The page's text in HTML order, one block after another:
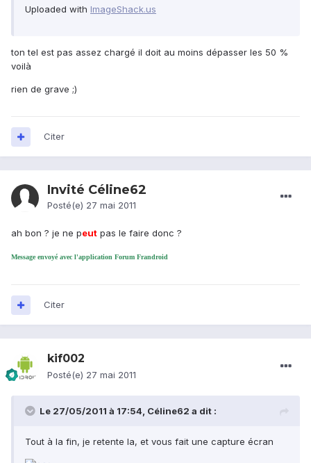
Uploaded with ImageShack.us
ton tel est pas assez chargé il doit au moins dépasser les 50 %
voilà
rien de grave ;)
Citer
Invité Céline62
Posté(e) 27 mai 2011
ah bon ? je ne peut pas le faire donc ?
Message envoyé avec l'application Forum Frandroid
Citer
kif002
Posté(e) 27 mai 2011
Le 27/05/2011 à 17:54, Céline62 a dit :
Tout à la fin, je retente la, et vous fait une capture écran